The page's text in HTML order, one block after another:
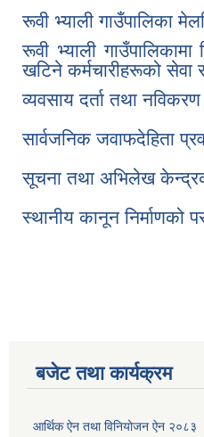
रूवी भ्याली गाउँपालिका
रूवी भ्याली
खटिने कर्मचारीहरूको सेवा
व्यवसाय दर्ता तथा
सार्वजनिक जवाफदेहिता
सूचना तथा अभिलेख
स्थानीय कानून निर्माणको
बजेट तथा कार्यक्रम
आर्थिक ऐन तथा विनियोजन ऐन २०८३